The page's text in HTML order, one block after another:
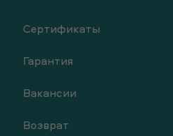
Сертификаты
Гарантия
Вакансии
Возврат